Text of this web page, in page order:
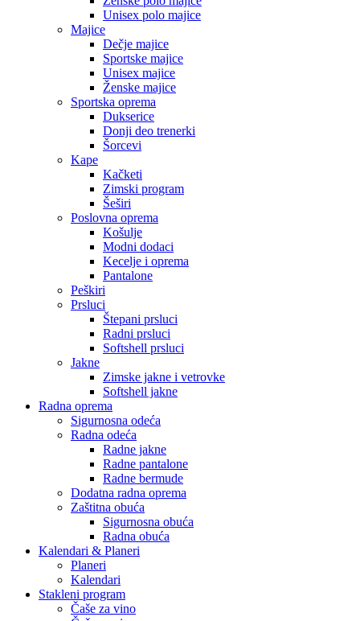
Unisex polo majice
Majice
Dečje majice
Sportske majice
Unisex majice
Ženske majice
Sportska oprema
Dukserice
Donji deo trenerki
Šorcevi
Kape
Kačketi
Zimski program
Šeširi
Poslovna oprema
Košulje
Modni dodaci
Kecelje i oprema
Pantalone
Peškiri
Prsluci
Štepani prsluci
Radni prsluci
Softshell prsluci
Jakne
Zimske jakne i vetrovke
Softshell jakne
Radna oprema
Sigurnosna odeća
Radna odeća
Radne jakne
Radne pantalone
Radne bermude
Dodatna radna oprema
Zaštitna obuća
Sigurnosna obuća
Radna obuća
Kalendari & Planeri
Planeri
Kalendari
Stakleni program
Čaše za vino